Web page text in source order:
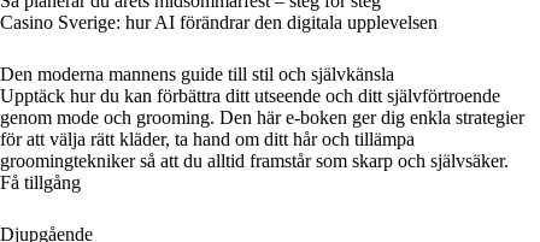
Casino Sverige: hur AI förändrar den digitala upplevelsen
Den moderna mannens guide till stil och självkänsla
Upptäck hur du kan förbättra ditt utseende och ditt självförtroende
genom mode och grooming. Den här e-boken ger dig enkla strategier
för att välja rätt kläder, ta hand om ditt hår och tillämpa
groomingtekniker så att du alltid framstår som skarp och självsäker.
Få tillgång
Djupgående